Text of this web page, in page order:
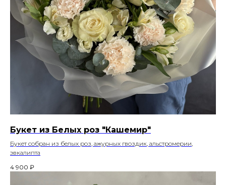
Букет из Белых роз "Кашемир"
Букет собран из белых роз, ажурных гвоздик, альстромерии,
эвкалипта
4 900 ₽